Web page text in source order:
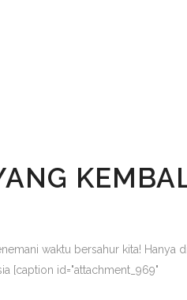
waktu bersahur kita! Hanya
[caption id="attachment_969"